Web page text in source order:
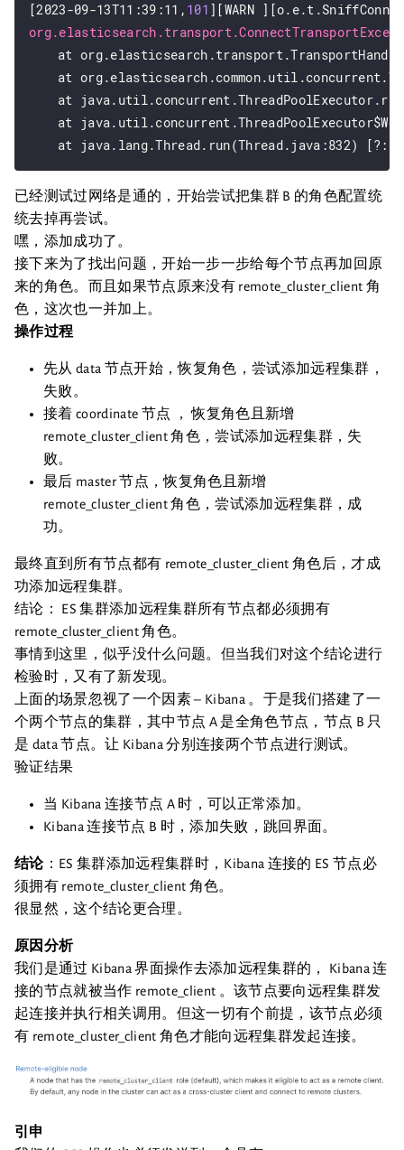
[2023-09-13T11:39:11, 101
已经测试过网络是通的，开始尝试把集群 B 的角色配置统
统去掉再尝试。
嘿，添加成功了。
接下来为了找出问题，开始一步一步给每个节点再加回原
来的角色。而且如果节点原来没有 remote_cluster_client 角
色，这次也一并加上。
操作过程
先从 data 节点开始，恢复角色，尝试添加远程集群，
失败。
接着 coordinate 节点 ， 恢复角色且新增
remote_cluster_client 角色，尝试添加远程集群，失
败。
最后 master 节点，恢复角色且新增
remote_cluster_client 角色，尝试添加远程集群，成
功。
最终直到所有节点都有 remote_cluster_client 角色后，才成
功添加远程集群。
结论： ES 集群添加远程集群所有节点都必须拥有
remote_cluster_client 角色。
事情到这里，似乎没什么问题。但当我们对这个结论进行
检验时，又有了新发现。
上面的场景忽视了一个因素 – Kibana 。于是我们搭建了一
个两个节点的集群，其中节点 A 是全角色节点，节点 B 只
是 data 节点。让 Kibana 分别连接两个节点进行测试。
验证结果
当 Kibana 连接节点 A 时，可以正常添加。
Kibana 连接节点 B 时，添加失败，跳回界面。
结论：ES 集群添加远程集群时，Kibana 连接的 ES 节点必
须拥有 remote_cluster_client 角色。
很显然，这个结论更合理。
原因分析
我们是通过 Kibana 界面操作去添加远程集群的， Kibana 连
接的节点就被当作 remote_client 。该节点要向远程集群发
起连接并执行相关调用。但这一切有个前提，该节点必须
有 remote_cluster_client 角色才能向远程集群发起连接。
引申